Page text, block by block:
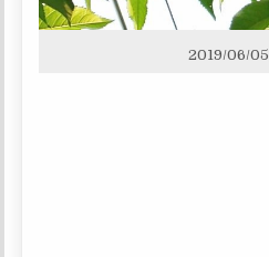
2019/06/05